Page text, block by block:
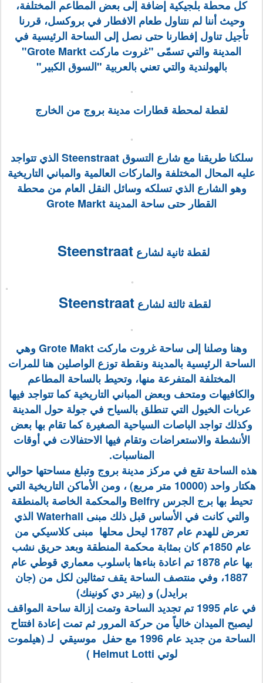
كل محطة بلجيكية إضافة إلى بعض المطاعم المختلفة،
وحيث أننا لم نتناول طعام الافطار في بروكسل، قررنا
تأجيل تناول إفطارنا حتى نصل إلى الساحة الرئيسية في
المدينة والتي تسمّى "غروت ماركت Grote Markt"
بالهولندية والتي تعني بالعربية "السوق الكبير"
لقطة لمحطة قطارات مدينة بروج من الخارج
سلكنا طريقنا مع شارع التسوق Steenstraat الذي تتواجد
عليه المحال المختلفة والماركات العالمية والمباني التاريخية
وهو الشارع الذي تسلكه وسائل النقل العام من محطة
القطار حتى ساحة المدينة Grote Markt
لقطة ثانية لشارع Steenstraat
لقطة ثالثة لشارعSteenstraat
وهنا وصلنا إلى ساحة غروت ماركت Grote Makt وهي
الساحة الرئيسية بالمدينة ونقطة توزع الواصلين هنا للمرات
المختلفة المتفرعة منها، وتحيط بالساحة المطاعم
والكافيهات ومتحف وبعض المباني التاريخية كما تتواجد فيها
عربات الخيول التي تنطلق بالسياح في جولة حول المدينة
وكذلك تواجد الباصات السياحية الصغيرة كما تقام بها بعض
الأنشطة والاستعراضات وتقام فيها الاحتفالات في أوقات
المناسبات.
هذه الساحة تقع في مركز مدينة بروج وتبلغ مساحتها حوالي
هكتار واحد (10000 متر مربع) ، ومن الأماكن التاريخية التي
تحيط بها برج الجرس Belfry والمحكمة الخاصة بالمنطقة
والتي كانت في الأساس قبل ذلك مبنى Waterhall الذي
تعرض للهدم عام 1787 ليحل محلها مبنى كلاسيكي من
عام 1850م كان بمثابة محكمة المنطقة وبعد حريق نشب
بها عام 1878 تم اعادة بناءها باسلوب معماري قوطي عام
1887، وفي منتصف الساحة يقف تمثالين لكل من (جان
برايدل) و (بيتر دي كونينك)
في عام 1995 تم تجديد الساحة وتمت إزالة ساحة المواقف
ليصبح الميدان خالياً من حركة المرور ثم تمت إعادة افتتاح
الساحة من جديد عام 1996 مع حفل موسيقي لـ (هيلموت
لوتي Helmut Lotti )